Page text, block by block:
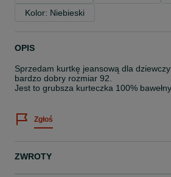
Kolor: Niebieski
OPIS
Sprzedam kurtkę jeansową dla
bardzo dobry rozmiar 92.
Jest to grubsza kurteczka 100%
Zgłoś
ZWROTY